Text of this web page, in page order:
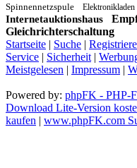
Spinnennetzspule Elektronikladen
Internetauktionshaus
Gleichrichterschaltung
Startseite | Suche |
Service | Sicherheit |
Meistgelesen | Impressum |
Powered by: phpFK - PHP-
Download Lite-Version
kaufen | www.phpFK.com